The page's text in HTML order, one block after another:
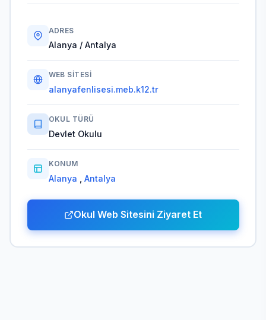
ADRES
Alanya / Antalya
WEB SITESI
alanyafenlisesi.meb.k12.tr
OKUL TÜRÜ
Devlet Okulu
KONUM
Alanya Antalya
Okul Web Sitesini Ziyaret Et